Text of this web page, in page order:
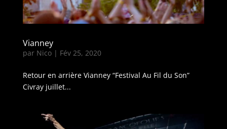
Vianney
par Nico| Fév 25, 2020
Retour en arrière Vianney “Festival Au Fil du Son”
Civray juillet...